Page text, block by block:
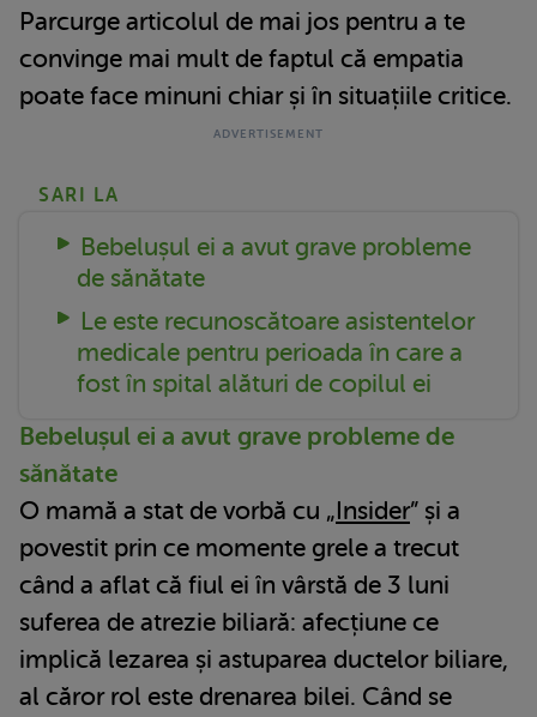
Parcurge articolul de mai jos pentru a te
convinge mai mult de faptul că empatia
poate face minuni chiar și în situațiile critice.
SARI LA
Bebelușul ei a avut grave probleme
de sănătate
Le este recunoscătoare asistentelor
medicale pentru perioada în care a
fost în spital alături de copilul ei
Bebelușul ei a avut grave probleme de
sănătate
O mamă a stat de vorbă cu „Insider” și a
povestit prin ce momente grele a trecut
când a aflat că fiul ei în vârstă de 3 luni
suferea de atrezie biliară: afecțiune ce
implică lezarea și astuparea ductelor biliare,
al căror rol este drenarea bilei. Când se